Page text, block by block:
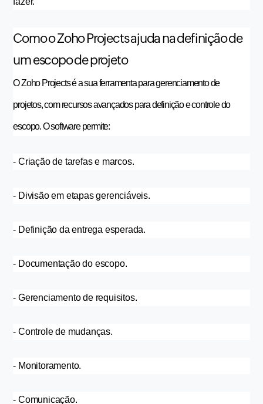
Como o Zoho Projects ajuda na definição de
um escopo de projeto
O Zoho Projects é a sua ferramenta para gerenciamento de
projetos, com recursos avançados para definição e controle do
escopo. O software permite:
- Criação de tarefas e marcos.
- Divisão em etapas gerenciáveis.
- Definição da entrega esperada.
- Documentação do escopo.
- Gerenciamento de requisitos.
- Controle de mudanças.
- Monitoramento.
- Comunicação.